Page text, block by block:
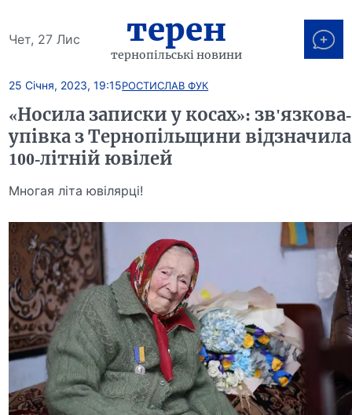
Чет, 27 Лис терен
тернопільські новини
25 Січня, 2023, 19:15РОСТИСЛАВ ФУК
«Носила записки у косах»: зв'язкова-
упівка з Тернопільщини відзначила
100-літній ювілей
Многая літа ювілярці!